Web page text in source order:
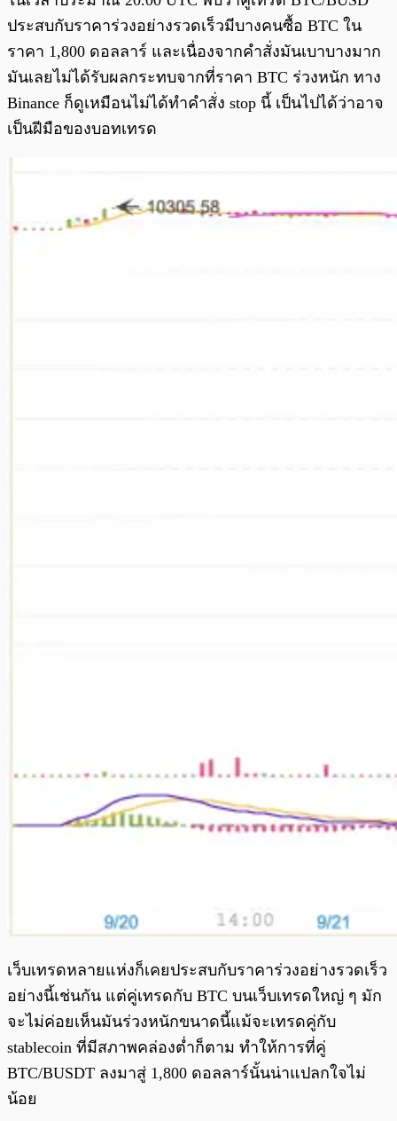
ประสบกับราคาร่วงอย่างรวดเร็วมีบางคนซื้อ BTC ใน
ราคา 1,800 ดอลลาร์ และเนื่องจากคำสั่งมันเบาบางมาก
มันเลยไม่ได้รับผลกระทบจากที่ราคา BTC ร่วงหนัก ทาง
Binance ก็ดูเหมือนไม่ได้ทำคำสั่ง stop นี้ เป็นไปได้ว่าอาจ
เป็นฝีมือของบอทเทรด
เว็บเทรดหลายแห่งก็เคยประสบกับราคาร่วงอย่างรวดเร็ว
อย่างนี้เช่นกัน แต่คู่เทรดกับ BTC บนเว็บเทรดใหญ่ ๆ มัก
จะไม่ค่อยเห็นมันร่วงหนักขนาดนี้แม้จะเทรดคู่กับ
stablecoin ที่มีสภาพคล่องต่ำก็ตาม ทำให้การที่คู่
BTC/BUSDT ลงมาสู่ 1,800 ดอลลาร์นั้นน่าแปลกใจไม่
น้อย